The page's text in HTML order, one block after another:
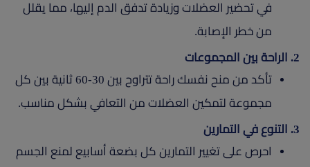
في تحضير العضلات وزيادة تدفق الدم إليها، مما يقلل
من خطر الإصابة.
2. الراحة بين المجموعات
تأكد من منح نفسك راحة تتراوح بين 30-60 ثانية بين كل
مجموعة لتمكين العضلات من التعافي بشكل مناسب.
3. التنوع في التمارين
احرص على تغيير التمارين كل بضعة أسابيع لمنع الجسم